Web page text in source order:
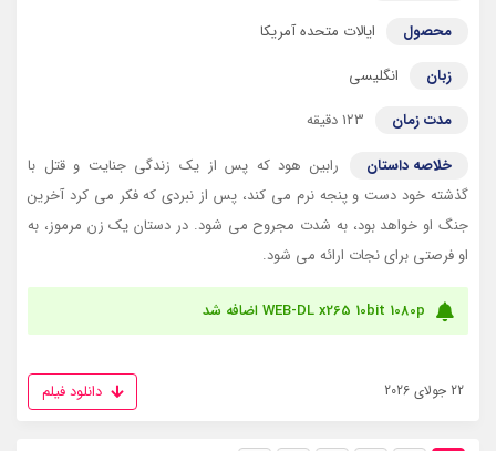
محصول
ایالات متحده آمریکا
زبان
انگلیسی
مدت زمان
123 دقیقه
خلاصه داستان
رابین هود که پس از یک زندگی جنایت و قتل با
گذشته خود دست و پنجه نرم می کند، پس از نبردی که فکر می کرد آخرین
جنگ او خواهد بود، به شدت مجروح می شود. در دستان یک زن مرموز، به
او فرصتی برای نجات ارائه می شود.
WEB-DL x265 10bit 1080p اضافه شد
22 جولای 2026 دانلود فیلم